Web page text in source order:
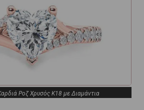
Ροζ Χρυσός Κ18 με Διαμάντια